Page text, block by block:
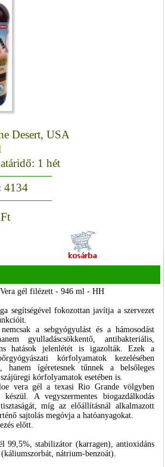
Desert, USA
1 hét
4134
gél filézett - 946 ml - HH
segítségével fokozottan javítja a szervezet
a sebgyógyulást és a hámosodást
gyulladáscsökkentő, antibakteriális,
hatások jelenlétét is igazolták. Ezek a
kórfolyamatok kezelésében
hanem ígéretesnek tűnnek a belsőleges
kórfolyamatok esetében is.
vera gél a texasi Rio Grande völgyben
készül. A vegyszermentes biogazdálkodás
míg az előállításnál alkalmazott
sajtolás megóvja a hatóanyagokat.
előtt.
99,5%, stabilizátor (karragen), antioxidáns
nátrium-benzoát).